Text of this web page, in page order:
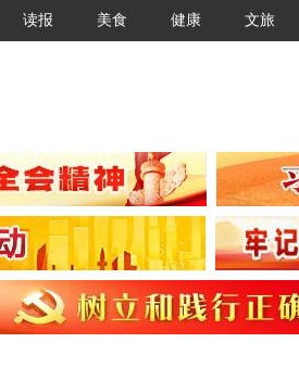
读报 美食 健康 文旅